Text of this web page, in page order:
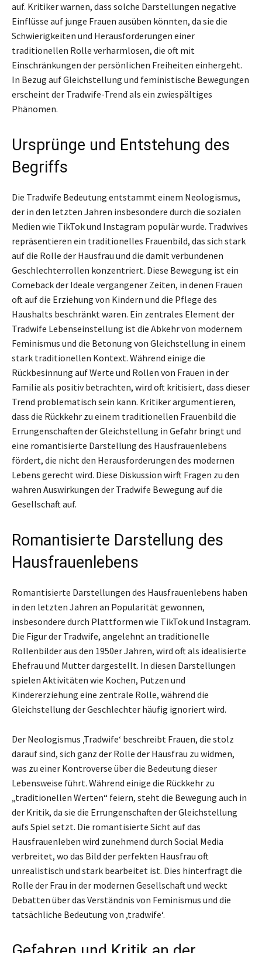
auf. Kritiker warnen, dass solche Darstellungen negative
Einflüsse auf junge Frauen ausüben könnten, da sie die
Schwierigkeiten und Herausforderungen einer
traditionellen Rolle verharmlosen, die oft mit
Einschränkungen der persönlichen Freiheiten einhergeht.
In Bezug auf Gleichstellung und feministische Bewegungen
erscheint der Tradwife-Trend als ein zwiespältiges
Phänomen.
Ursprünge und Entstehung des
Begriffs
Die Tradwife Bedeutung entstammt einem Neologismus,
der in den letzten Jahren insbesondere durch die sozialen
Medien wie TikTok und Instagram populär wurde. Tradwives
repräsentieren ein traditionelles Frauenbild, das sich stark
auf die Rolle der Hausfrau und die damit verbundenen
Geschlechterrollen konzentriert. Diese Bewegung ist ein
Comeback der Ideale vergangener Zeiten, in denen Frauen
oft auf die Erziehung von Kindern und die Pflege des
Haushalts beschränkt waren. Ein zentrales Element der
Tradwife Lebenseinstellung ist die Abkehr von modernem
Feminismus und die Betonung von Gleichstellung in einem
stark traditionellen Kontext. Während einige die
Rückbesinnung auf Werte und Rollen von Frauen in der
Familie als positiv betrachten, wird oft kritisiert, dass dieser
Trend problematisch sein kann. Kritiker argumentieren,
dass die Rückkehr zu einem traditionellen Frauenbild die
Errungenschaften der Gleichstellung in Gefahr bringt und
eine romantisierte Darstellung des Hausfrauenlebens
fördert, die nicht den Herausforderungen des modernen
Lebens gerecht wird. Diese Diskussion wirft Fragen zu den
wahren Auswirkungen der Tradwife Bewegung auf die
Gesellschaft auf.
Romantisierte Darstellung des
Hausfrauenlebens
Romantisierte Darstellungen des Hausfrauenlebens haben
in den letzten Jahren an Popularität gewonnen,
insbesondere durch Plattformen wie TikTok und Instagram.
Die Figur der Tradwife, angelehnt an traditionelle
Rollenbilder aus den 1950er Jahren, wird oft als idealisierte
Ehefrau und Mutter dargestellt. In diesen Darstellungen
spielen Aktivitäten wie Kochen, Putzen und
Kindererziehung eine zentrale Rolle, während die
Gleichstellung der Geschlechter häufig ignoriert wird.
Der Neologismus ‚Tradwife‘ beschreibt Frauen, die stolz
darauf sind, sich ganz der Rolle der Hausfrau zu widmen,
was zu einer Kontroverse über die Bedeutung dieser
Lebensweise führt. Während einige die Rückkehr zu
„traditionellen Werten“ feiern, steht die Bewegung auch in
der Kritik, da sie die Errungenschaften der Gleichstellung
aufs Spiel setzt. Die romantisierte Sicht auf das
Hausfrauenleben wird zunehmend durch Social Media
verbreitet, wo das Bild der perfekten Hausfrau oft
unrealistisch und stark bearbeitet ist. Dies hinterfragt die
Rolle der Frau in der modernen Gesellschaft und weckt
Debatten über das Verständnis von Feminismus und die
tatsächliche Bedeutung von ‚tradwife‘.